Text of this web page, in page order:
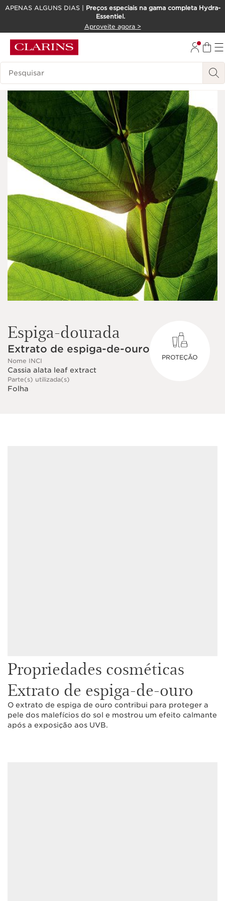
SALTAR PARA O CONTEÚDO
APENAS ALGUNS DIAS | Preços especiais na gama completa Hydra-
Essentiel.
Aproveite agora >
Pesquisar Legenda
Espiga-dourada
Extrato de espiga-de-ouro
Nome INCI
Cassia alata leaf extract
Parte(s) utilizada(s)
Folha
PROTEÇÃO
Propriedades cosméticas
Extrato de espiga-de-ouro
O extrato de espiga de ouro contribui para proteger a
pele dos malefícios do sol e mostrou um efeito calmante
após a exposição aos UVB.